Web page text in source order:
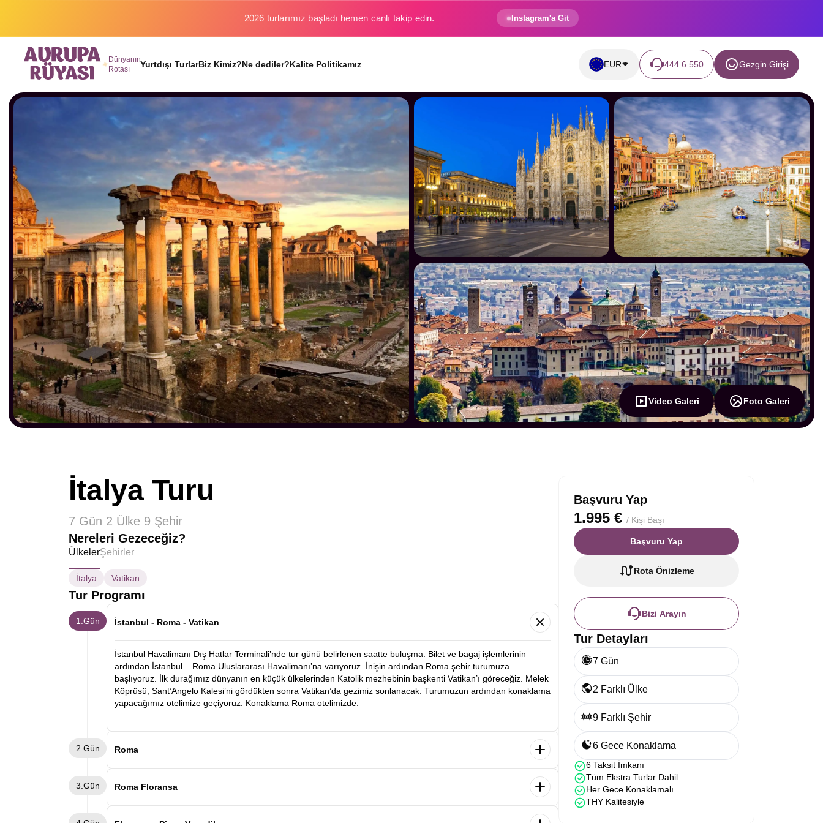
Binlerce gezginin hayali gerçek oluyor. Instagram'a Git
Dünyanın
Rotası
Yurtdışı TurlarBiz Kimiz?Ne dediler?Kalite Politikamız EUR 444 6 550 Gezgin Girişi
Video Galeri Foto Galeri
İtalya Turu
7 Gün 2 Ülke 9 Şehir
Nereleri Gezeceğiz?
ÜlkelerŞehirler
İtalya Vatikan
Tur Programı
1.Gün İstanbul - Roma - Vatikan
İstanbul Havalimanı Dış Hatlar Terminali’nde tur günü belirlenen saatte buluşma. Bilet ve bagaj işlemlerinin
ardından İstanbul – Roma Uluslararası Havalimanı’na varıyoruz. İnişin ardından Roma şehir turumuza
başlıyoruz. İlk durağımız dünyanın en küçük ülkelerinden Katolik mezhebinin başkenti Vatikan’ı göreceğiz. Melek
Köprüsü, Sant’Angelo Kalesi’ni gördükten sonra Vatikan’da gezimiz sonlanacak. Turumuzun ardından konaklama
yapacağımız otelimize geçiyoruz. Konaklama Roma otelimizde.
2.Gün Roma
Piazza Navona gibi yerleri gezeceğiz. Gezimizin ardından serbest zamanda dilediğiniz etkinlikleri yapabilirsiniz.
3.Gün Roma Floransa
Başvuru Yap
1.995 € / Kişi Başı
Başvuru Yap
Rota Önizleme
Bizi Arayın
Tur Detayları
7 Gün
2 Farklı Ülke
9 Farklı Şehir
6 Gece Konaklama
6 Taksit İmkanı
Tüm Ekstra Turlar Dahil
Her Gece Konaklamalı
THY Kalitesiyle